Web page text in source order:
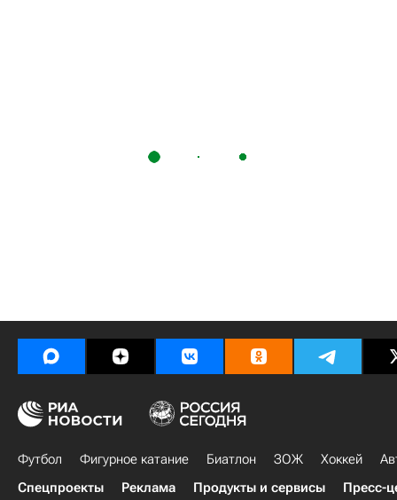
Футбол Фигурное катание Биатлон ЗОЖ Хоккей
Спецпроекты
Реклама Продукты и сервисы Пресс-